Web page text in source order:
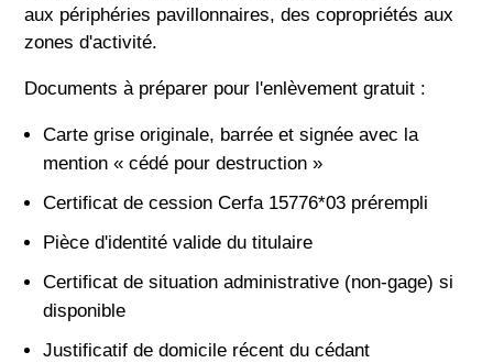
aux périphéries pavillonnaires, des copropriétés aux
zones d'activité.
Documents à préparer pour l'enlèvement gratuit :
Carte grise originale, barrée et signée avec la
mention « cédé pour destruction »
Certificat de cession Cerfa 15776*03 prérempli
Pièce d'identité valide du titulaire
Certificat de situation administrative (non-gage) si
disponible
Justificatif de domicile récent du cédant